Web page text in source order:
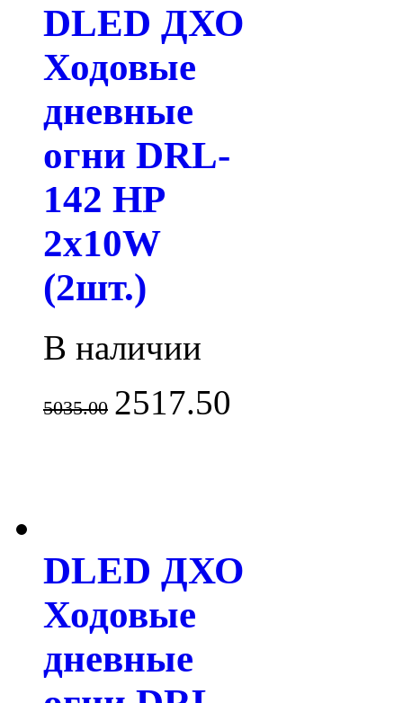
DLED ДХО
Ходовые
дневные
огни DRL-
142 HP
2x10W
(2шт.)
В наличии
5035.00 2517.50
DLED ДХО
Ходовые
дневные